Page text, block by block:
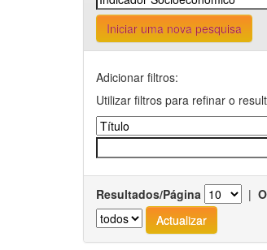
Iniciar uma nova pesquisa
Adicionar filtros:
Utilizar filtros para refinar o
Resultados/Página |